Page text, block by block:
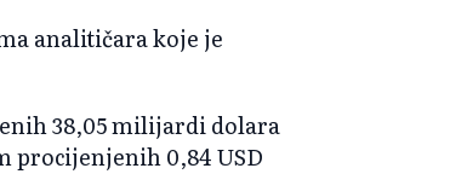
analitičara koje je
38,05 milijardi dolara
procijenjenih 0,84 USD